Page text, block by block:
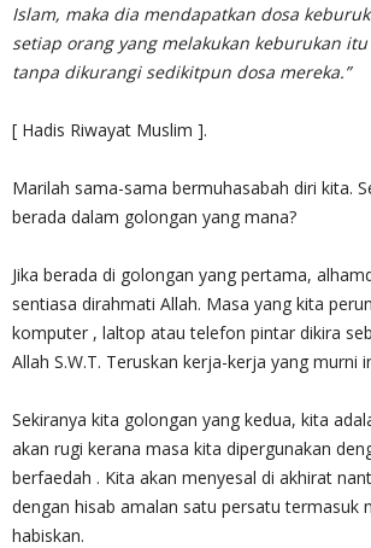
Islam, maka dia mendapatkan dosa
setiap orang yang melakukan keburukan
tanpa dikurangi sedikitpun dosa mereka.”
[ Hadis Riwayat Muslim ].
Marilah sama-sama bermuhasabah diri kita.
berada dalam golongan yang mana?
Jika berada di golongan yang pertama,
sentiasa dirahmati Allah. Masa yang kita
komputer , laltop atau telefon pintar dikira
Allah S.W.T. Teruskan kerja-kerja yang murni
Sekiranya kita golongan yang kedua, kita
akan rugi kerana masa kita dipergunakan
berfaedah . Kita akan menyesal di akhirat
dengan hisab amalan satu persatu termasuk
habiskan.